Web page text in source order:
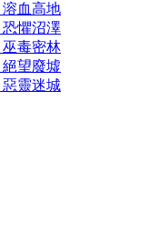
血高地
懼沼澤
毒密林
望廢墟
靈迷城